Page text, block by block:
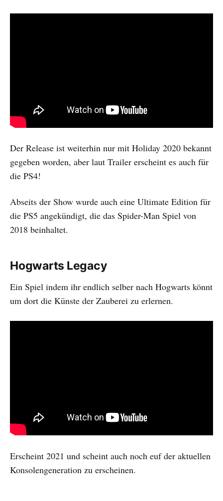
Der Release ist weiterhin nur mit Holiday 2020 bekannt
gegeben worden, aber laut Trailer erscheint es auch für
die PS4!
Abseits der Show wurde auch eine Ultimate Edition für
die PS5 angekündigt, die das Spider-Man Spiel von
2018 beinhaltet.
Hogwarts Legacy
Ein Spiel indem ihr endlich selber nach Hogwarts könnt
um dort die Künste der Zauberei zu erlernen.
Erscheint 2021 und scheint auch noch euf der aktuellen
Konsolengeneration zu erscheinen.